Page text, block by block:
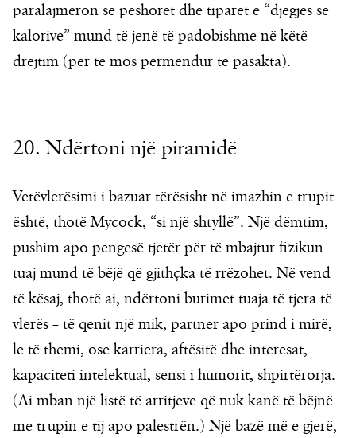
paralajmëron se peshoret dhe tiparet e “djegjes së
kalorive” mund të jenë të padobishme në këtë
drejtim (për të mos përmendur të pasakta).
20. Ndërtoni një piramidë
Vetëvlerësimi i bazuar tërësisht në imazhin e trupit
është, thotë Mycock, “si një shtyllë”. Një dëmtim,
pushim apo pengesë tjetër për të mbajtur fizikun
tuaj mund të bëjë që gjithçka të rrëzohet. Në vend
të kësaj, thotë ai, ndërtoni burimet tuaja të tjera të
vlerës – të qenit një mik, partner apo prind i mirë,
le të themi, ose karriera, aftësitë dhe interesat,
kapaciteti intelektual, sensi i humorit, shpirtërorja.
(Ai mban një listë të arritjeve që nuk kanë të bëjnë
me trupin e tij apo palestrën.) Një bazë më e gjerë,